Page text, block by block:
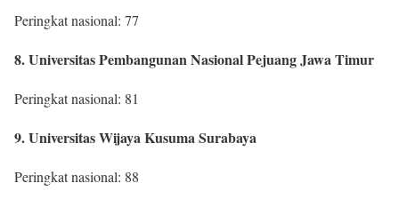
Peringkat nasional: 77
8. Universitas Pembangunan Nasional Pejuang Jawa Timur
Peringkat nasional: 81
9. Universitas Wijaya Kusuma Surabaya
Peringkat nasional: 88